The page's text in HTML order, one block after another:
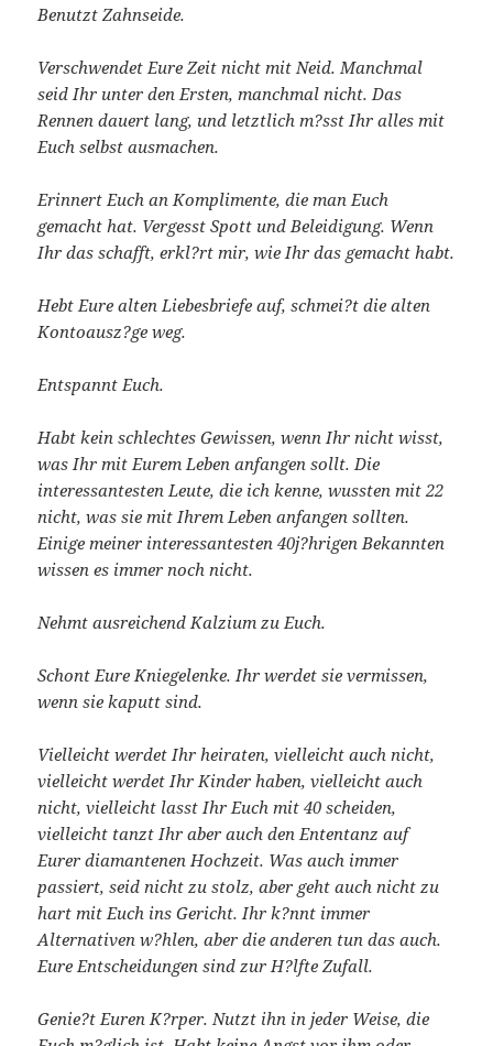
Benutzt Zahnseide.
Verschwendet Eure Zeit nicht mit Neid. Manchmal
seid Ihr unter den Ersten, manchmal nicht. Das
Rennen dauert lang, und letztlich m?sst Ihr alles mit
Euch selbst ausmachen.
Erinnert Euch an Komplimente, die man Euch
gemacht hat. Vergesst Spott und Beleidigung. Wenn
Ihr das schafft, erkl?rt mir, wie Ihr das gemacht habt.
Hebt Eure alten Liebesbriefe auf, schmei?t die alten
Kontoausz?ge weg.
Entspannt Euch.
Habt kein schlechtes Gewissen, wenn Ihr nicht wisst,
was Ihr mit Eurem Leben anfangen sollt. Die
interessantesten Leute, die ich kenne, wussten mit 22
nicht, was sie mit Ihrem Leben anfangen sollten.
Einige meiner interessantesten 40j?hrigen Bekannten
wissen es immer noch nicht.
Nehmt ausreichend Kalzium zu Euch.
Schont Eure Kniegelenke. Ihr werdet sie vermissen,
wenn sie kaputt sind.
Vielleicht werdet Ihr heiraten, vielleicht auch nicht,
vielleicht werdet Ihr Kinder haben, vielleicht auch
nicht, vielleicht lasst Ihr Euch mit 40 scheiden,
vielleicht tanzt Ihr aber auch den Ententanz auf
Eurer diamantenen Hochzeit. Was auch immer
passiert, seid nicht zu stolz, aber geht auch nicht zu
hart mit Euch ins Gericht. Ihr k?nnt immer
Alternativen w?hlen, aber die anderen tun das auch.
Eure Entscheidungen sind zur H?lfte Zufall.
Genie?t Euren K?rper. Nutzt ihn in jeder Weise, die